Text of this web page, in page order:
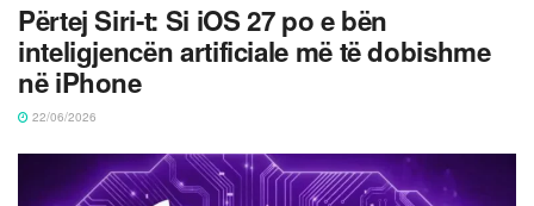
Përtej Siri-t: Si iOS 27 po e bën
inteligjencën artificiale më të dobishme
në iPhone
22/06/2026